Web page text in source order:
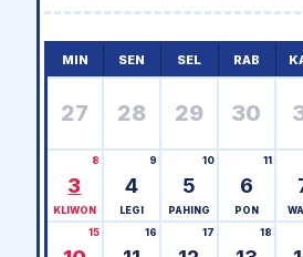
MIN SEN SEL RAB
27 28 29 30
3
8
KLIWON
4
9
LEGI
5
10
PAHING
6
11
PON
15 16 17 18